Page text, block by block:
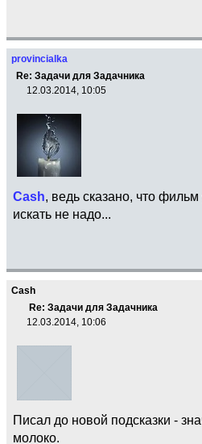
provincialka
Re: Задачи для Задачника
12.03.2014, 10:05
Cash, ведь сказано, что
искать не надо...
Cash
Re: Задачи для Задачника
12.03.2014, 10:06
Писал до новой подсказки -
молоко.